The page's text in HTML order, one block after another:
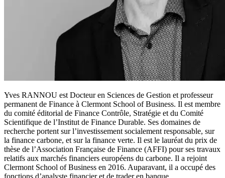
Yves RANNOU est Docteur en Sciences de Gestion et professeur
permanent de Finance à Clermont School of Business. Il est membre
du comité éditorial de Finance Contrôle, Stratégie et du Comité
Scientifique de l’Institut de Finance Durable. Ses domaines de
recherche portent sur l’investissement socialement responsable, sur
la finance carbone, et sur la finance verte. Il est le lauréat du prix de
thèse de l’Association Française de Finance (AFFI) pour ses travaux
relatifs aux marchés financiers européens du carbone. Il a rejoint
Clermont School of Business en 2016. Auparavant, il a occupé des
fonctions d’analyste financier et de trader en banque